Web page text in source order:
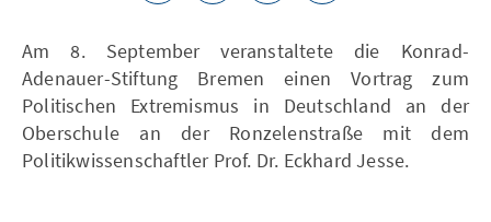
Am 8. September veranstaltete die Konrad-
Adenauer-Stiftung Bremen einen Vortrag zum
Politischen Extremismus in Deutschland an der
Oberschule an der Ronzelenstraße mit dem
Politikwissenschaftler Prof. Dr. Eckhard Jesse.